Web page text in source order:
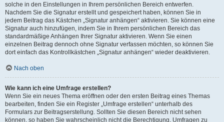
solche in den Einstellungen in Ihrem persönlichen Bereich entwerfen.
Nachdem Sie die Signatur erstellt und gespeichert haben, können Sie in
jedem Beitrag das Kästchen „Signatur anhängen“ aktivieren. Sie können eine
Signatur auch hinzufügen, indem Sie in Ihrem persönlichen Bereich das
standardmäßige Anhängen Ihrer Signatur aktivieren. Wenn Sie einen
einzelnen Beitrag dennoch ohne Signatur verfassen möchten, so können Sie
dort einfach das Kontrollkästchen „Signatur anhängen“ wieder deaktivieren.
Nach oben
Wie kann ich eine Umfrage erstellen?
Wenn Sie ein neues Thema eröffnen oder den ersten Beitrag eines Themas
bearbeiten, finden Sie ein Register „Umfrage erstellen“ unterhalb des
Formulars zur Beitragserstellung. Sollten Sie diesen Bereich nicht sehen
können, so haben Sie wahrscheinlich nicht die Berechtigung, Umfragen zu